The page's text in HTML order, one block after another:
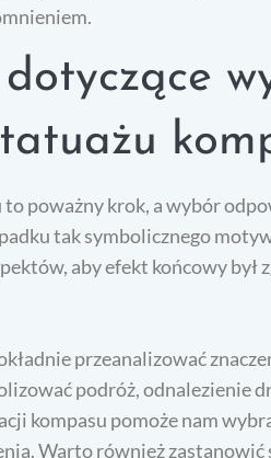
poważny krok, a wybór
tak symbolicznego
aby efekt końcowy był
przeanalizować
podróż, odnalezienie
kompasu pomoże nam
Warto również zastanowić